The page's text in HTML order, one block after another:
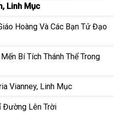
Linh Mục
Hoàng Và Các Bạn Tử Đạo
Bí Tích Thánh Thể Trong
Vianney, Linh Mục
Đường Lên Trời